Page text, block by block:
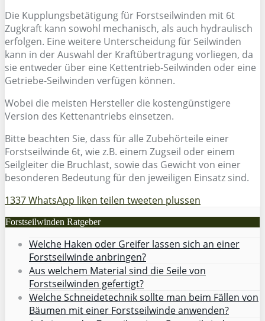
Die Kupplungsbetätigung für Forstseilwinden mit 6t
Zugkraft kann sowohl mechanisch, als auch hydraulisch
erfolgen. Eine weitere Unterscheidung für Seilwinden
kann in der Auswahl der Kraftübertragung vorliegen, da
sie entweder über eine Kettentrieb-Seilwinden oder eine
Getriebe-Seilwinden verfügen können.
Wobei die meisten Hersteller die kostengünstigere
Version des Kettenantriebs einsetzen.
Bitte beachten Sie, dass für alle Zubehörteile einer
Forstseilwinde 6t, wie z.B. einem Zugseil oder einem
Seilgleiter die Bruchlast, sowie das Gewicht von einer
besonderen Bedeutung für den jeweiligen Einsatz sind.
1337WhatsApp liken teilen tweeten plussen
Forstseilwinden Ratgeber
Welche Haken oder Greifer lassen sich an einer
Forstseilwinde anbringen?
Aus welchem Material sind die Seile von
Forstseilwinden gefertigt?
Welche Schneidetechnik sollte man beim Fällen von
Bäumen mit einer Forstseilwinde anwenden?